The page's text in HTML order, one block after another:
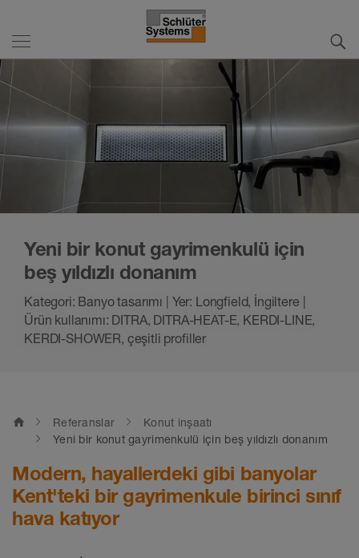
Yeni bir konut gayrimenkulü için
beş yıldızlı donanım
Kategori: Banyo tasarımı | Yer: Longfield, İngiltere |
Ürün kullanımı: DITRA, DITRA-HEAT-E, KERDI-LINE,
KERDI-SHOWER, çeşitli profiller
home Referanslar
Konut inşaatı
Yeni bir konut gayrimenkulü için beş yıldızlı donanım
Modern, hayallerdeki gibi banyolar
Kent'teki bir gayrimenkule birinci sınıf
hava katıyor